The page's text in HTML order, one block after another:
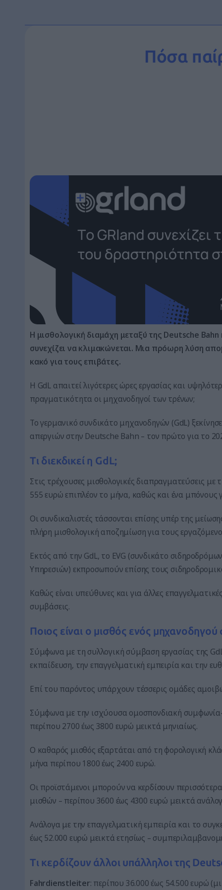
Πόσα
Η μισθολογική διαμάχη μεταξύ της Deutsche
συνεχίζει να κλιμακώνεται. Μια πρόωρη λύση
κακό για τους επιβάτες.
Η GdL απαιτεί λιγότερες ώρες εργασίας και
πραγματικότητα οι μηχανοδηγοί των τρένων;
Το γερμανικό συνδικάτο μηχανοδηγών (GdL)
απεργιών στην Deutsche Bahn – τον πρώτο για το
Τι διεκδικεί η GdL;
Στις τρέχουσες μισθολογικές διαπραγματεύσεις
555 ευρώ επιπλέον το μήνα, καθώς και ένα μπόνους
Οι συνδικαλιστές τάσσονται επίσης υπέρ της
πλήρη μισθολογική αποζημίωση για τους
Εκτός από την GdL, το EVG (συνδικάτο
Υπηρεσιών) εκπροσωπούν επίσης τους
Καθώς είναι υπεύθυνες και για άλλες
συμβάσεις.
Ποιος είναι ο μισθός ενός μηχανοδηγού
Σύμφωνα με τη συλλογική σύμβαση εργασίας της
εκπαίδευση, την επαγγελματική εμπειρία και την
Επί του παρόντος υπάρχουν τέσσερις ομάδες
Σύμφωνα με την ισχύουσα ομοσπονδιακή
περίπου 2700 έως 3800 ευρώ μεικτά μηνιαίως.
Ο καθαρός μισθός εξαρτάται από τη φορολογική
μήνα περίπου 1800 έως 2400 ευρώ.
Οι προϊστάμενοι μπορούν να κερδίσουν
μισθών – περίπου 3600 έως 4300 ευρώ μεικτά
Ανάλογα με την επαγγελματική εμπειρία και το
έως 52.000 ευρώ μεικτά ετησίως –
Τι κερδίζουν άλλοι υπάλληλοι της
Fahrdienstleiter: περίπου 36.000 έως 54.500 ευρώ